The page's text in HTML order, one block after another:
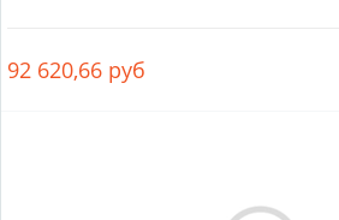
92 620,66 руб